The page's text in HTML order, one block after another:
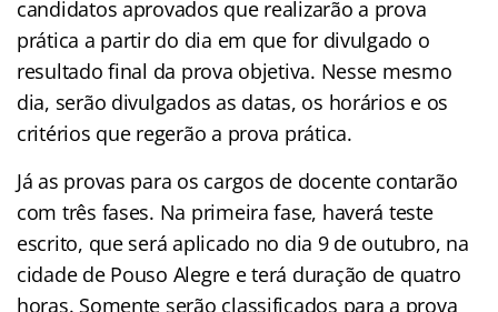
candidatos aprovados que realizarão a prova
prática a partir do dia em que for divulgado o
resultado final da prova objetiva. Nesse mesmo
dia, serão divulgados as datas, os horários e os
critérios que regerão a prova prática.
Já as provas para os cargos de docente contarão
com três fases. Na primeira fase, haverá teste
escrito, que será aplicado no dia 9 de outubro, na
cidade de Pouso Alegre e terá duração de quatro
horas. Somente serão classificados para a prova